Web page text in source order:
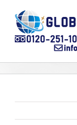
content